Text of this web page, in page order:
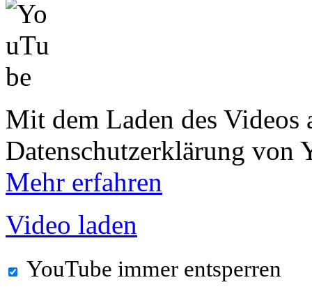
Mit dem Laden des Videos
Datenschutzerklärung von
Mehr erfahren
Video laden
YouTube immer entsperren